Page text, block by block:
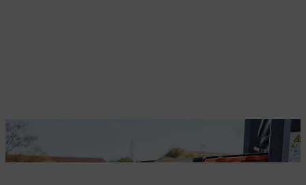
De bottTainer vereenvoudigt het transport van accu's voor
professionals.